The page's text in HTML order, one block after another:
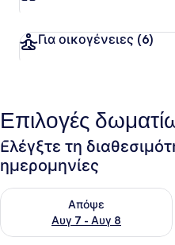
Για οικογένειες (6)
Επιλογές
Ελέγξτε τη
ημερομηνίες
Απόψε
Αυγ 7 - Αυγ 8
Έλεγχος διαθεσιμότητας